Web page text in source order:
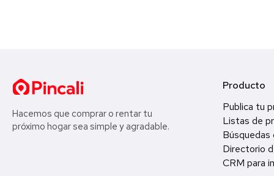
Hacemos que comprar o rentar tu
próximo hogar sea simple y agradable.
Producto
Publica tu
Listas de
Búsquedas
Directorio
CRM para